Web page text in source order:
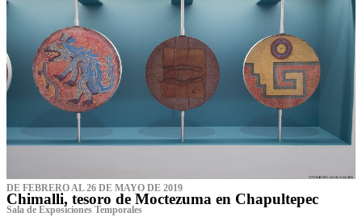
DE FEBRERO AL 26 DE MAYO DE 2019
Chimalli, tesoro de Moctezuma en Chapultepec
Sala de Exposiciones Temporales